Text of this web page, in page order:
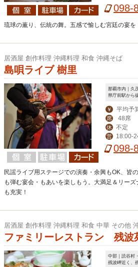
098-
琉球の薫り、伝統の舞。五感で愉しむ宮廷の宴を
居酒屋 創作料理 沖縄料理 和食 沖縄そば
島唄ライブ 樹里
那覇市内｜久
県庁前駅から
￥ 平均予
席 48席
休 不定
営 18:00-
098-
民謡ライブ用ステージでの演奏・余興もOK、皆
も弾む宴会・もあいを楽しもう。大満足＆リー
も充実！
居酒屋 創作料理 沖縄料理 和食 中華 その他
ファミリーレストラン 残波
中部｜読谷村
残波岬近く、